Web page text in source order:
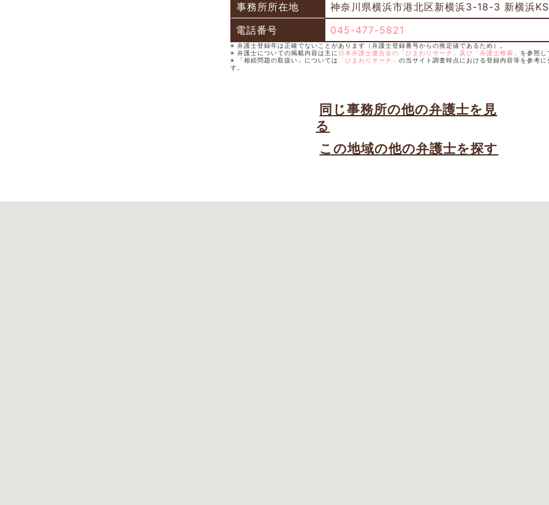
事務所所在地
神奈川県横浜市港北区新横浜3-18-3 新横浜
電話番号
045-477-5821
※ 弁護士登録年は正確でないことがあります（弁護士登録番号からの推定値であるため）。
※ 弁護士についての掲載内容は主に 日本弁護士連合会の「ひまわりサーチ」及び「弁護士検索」 を参照し
※ 「相続問題の取扱い」については
「ひまわりサーチ」 の当サイト調査時点における登録内容等を参考に
す。
同じ事務所の他の弁護士を見
る
この地域の他の弁護士を探す